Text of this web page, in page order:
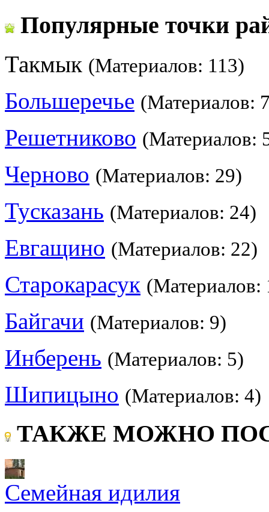
Популярные точки
Такмык (Материалов: 113)
Большеречье (Материалов:
Решетниково (Материалов:
Черново (Материалов: 29)
Тусказань (Материалов: 24)
Евгащино (Материалов: 22)
Старокарасук (Материалов:
Байгачи (Материалов: 9)
Инберень (Материалов: 5)
Шипицыно (Материалов: 4)
ТАКЖЕ МОЖНО
Семейная идилия